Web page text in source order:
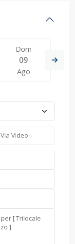
Dom
09
Ago
Via Video